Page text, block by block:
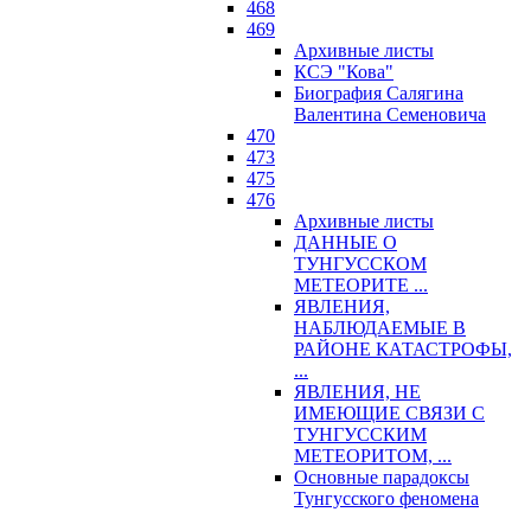
468
469
Архивные листы
КСЭ "Кова"
Биография Салягина
Валентина Семеновича
470
473
475
476
Архивные листы
ДАННЫЕ О
ТУНГУССКОМ
МЕТЕОРИТЕ ...
ЯВЛЕНИЯ,
НАБЛЮДАЕМЫЕ В
РАЙОНЕ КАТАСТРОФЫ,
...
ЯВЛЕНИЯ, НЕ
ИМЕЮЩИЕ СВЯЗИ С
ТУНГУССКИМ
МЕТЕОРИТОМ, ...
Основные парадоксы
Тунгусского феномена